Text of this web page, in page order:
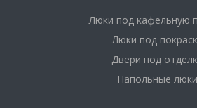
Люки под кафельную
Люки под
Двери под
Напольные люки